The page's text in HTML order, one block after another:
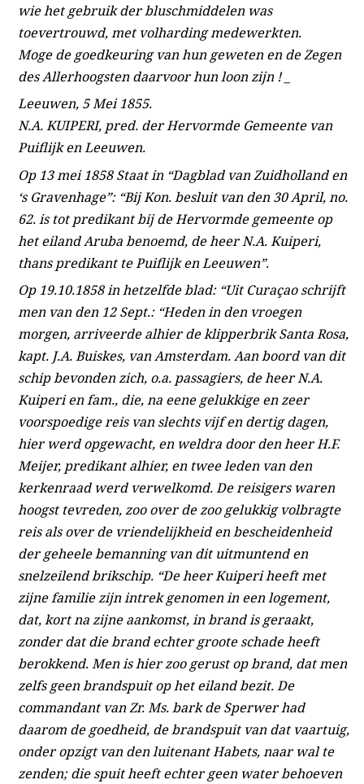
wie het gebruik der bluschmiddelen was
toevertrouwd, met volharding medewerkten.
Moge de goedkeuring van hun geweten en de Zegen
des Allerhoogsten daarvoor hun loon zijn ! _
Leeuwen, 5 Mei 1855.
N.A. KUIPERI, pred. der Hervormde Gemeente van
Puiflijk en Leeuwen.
Op 13 mei 1858 Staat in “Dagblad van Zuidholland en
‘s Gravenhage”: “Bij Kon. besluit van den 30 April, no.
62. is tot predikant bij de Hervormde gemeente op
het eiland Aruba benoemd, de heer N.A. Kuiperi,
thans predikant te Puiflijk en Leeuwen”.
Op 19.10.1858 in hetzelfde blad: “Uit Curaçao schrijft
men van den 12 Sept.: “Heden in den vroegen
morgen, arriveerde alhier de klipperbrik Santa Rosa,
kapt. J.A. Buiskes, van Amsterdam. Aan boord van dit
schip bevonden zich, o.a. passagiers, de heer N.A.
Kuiperi en fam., die, na eene gelukkige en zeer
voorspoedige reis van slechts vijf en dertig dagen,
hier werd opgewacht, en weldra door den heer H.F.
Meijer, predikant alhier, en twee leden van den
kerkenraad werd verwelkomd. De reisigers waren
hoogst tevreden, zoo over de zoo gelukkig volbragte
reis als over de vriendelijkheid en bescheidenheid
der geheele bemanning van dit uitmuntend en
snelzeilend brikschip. “De heer Kuiperi heeft met
zijne familie zijn intrek genomen in een logement,
dat, kort na zijne aankomst, in brand is geraakt,
zonder dat die brand echter groote schade heeft
berokkend. Men is hier zoo gerust op brand, dat men
zelfs geen brandspuit op het eiland bezit. De
commandant van Zr. Ms. bark de Sperwer had
daarom de goedheid, de brandspuit van dat vaartuig,
onder opzigt van den luitenant Habets, naar wal te
zenden; die spuit heeft echter geen water behoeven